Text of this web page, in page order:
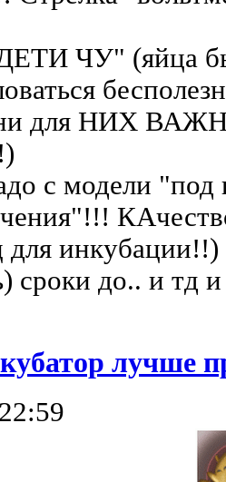
ЧУ" (яйца бы
для НИХ
с модели "под
для
сроки до.. и тд
лучше